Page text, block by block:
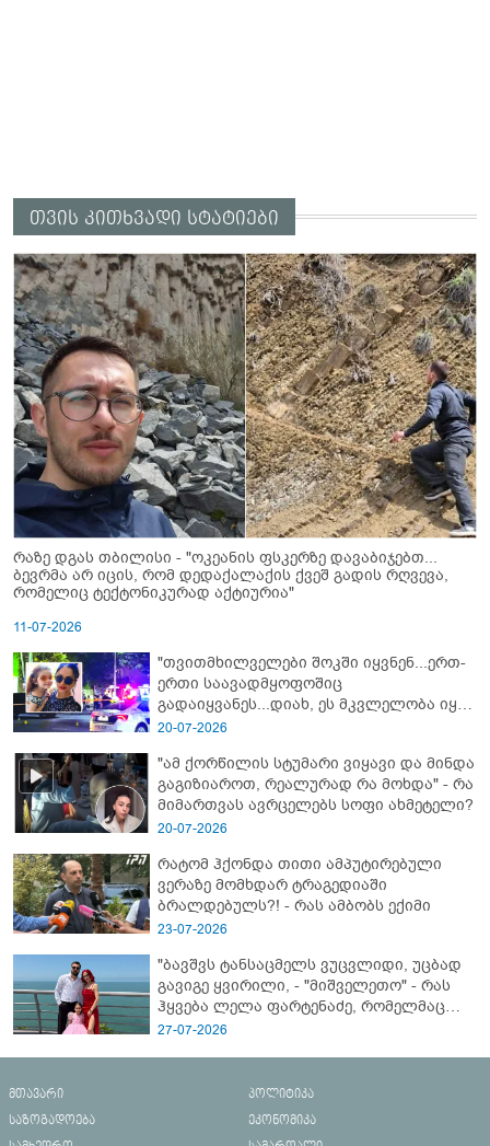
თვის კითხვადი სტატიები
რაზე დგას თბილისი - "ოკეანის ფსკერზე დავაბიჯებთ...
ბევრმა არ იცის, რომ დედაქალაქის ქვეშ გადის რღვევა,
რომელიც ტექტონიკურად აქტიურია"
11-07-2026
"თვითმხილველები შოკში იყვნენ...ერთ-
ერთი საავადმყოფოშიც
გადაიყვანეს...დიახ, ეს მკვლელობა იყო"
- გორში დატრიალებული ტრაგედიის
20-07-2026
"ამ ქორწილის სტუმარი ვიყავი და მინდა
გაგიზიაროთ, რეალურად რა მოხდა" - რა
მიმართვას ავრცელებს სოფი ახმეტელი?
20-07-2026
რატომ ჰქონდა თითი ამპუტირებული
ვერაზე მომხდარ ტრაგედიაში
ბრალდებულს?! - რას ამბობს ექიმი
23-07-2026
"ბავშვს ტანსაცმელს ვუცვლიდი, უცბად
გავიგე ყვირილი, - "მიშველეთო" - რას
ჰყვება ლელა ფარტენაძე, რომელმაც
ბათუმში 16 წლის ბიჭი ზღვაში
27-07-2026
მთავარი
პოლიტიკა
საზოგადოება
ეკონომიკა